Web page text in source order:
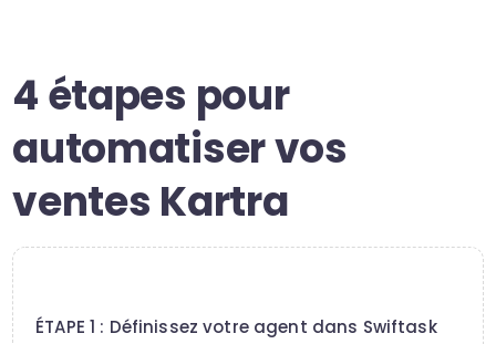
4 étapes pour
automatiser vos
ventes Kartra
ÉTAPE 1 : Définissez votre agent dans Swiftask